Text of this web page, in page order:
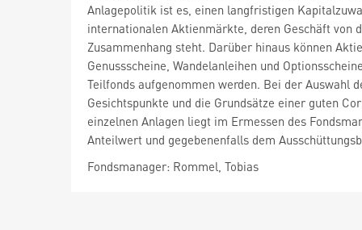
Anlagepolitik ist es, einen langfristigen
internationalen Aktienmärkte, deren Geschäft
Zusammenhang steht. Darüber hinaus können
Genussscheine, Wandelanleihen und
Teilfonds aufgenommen werden. Bei der Auswahl
Gesichtspunkte und die Grundsätze einer guten
einzelnen Anlagen liegt im Ermessen des
Anteilwert und gegebenenfalls dem
Fondsmanager: Rommel, Tobias